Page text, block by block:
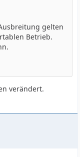
gelten
Betrieb.
verändert.